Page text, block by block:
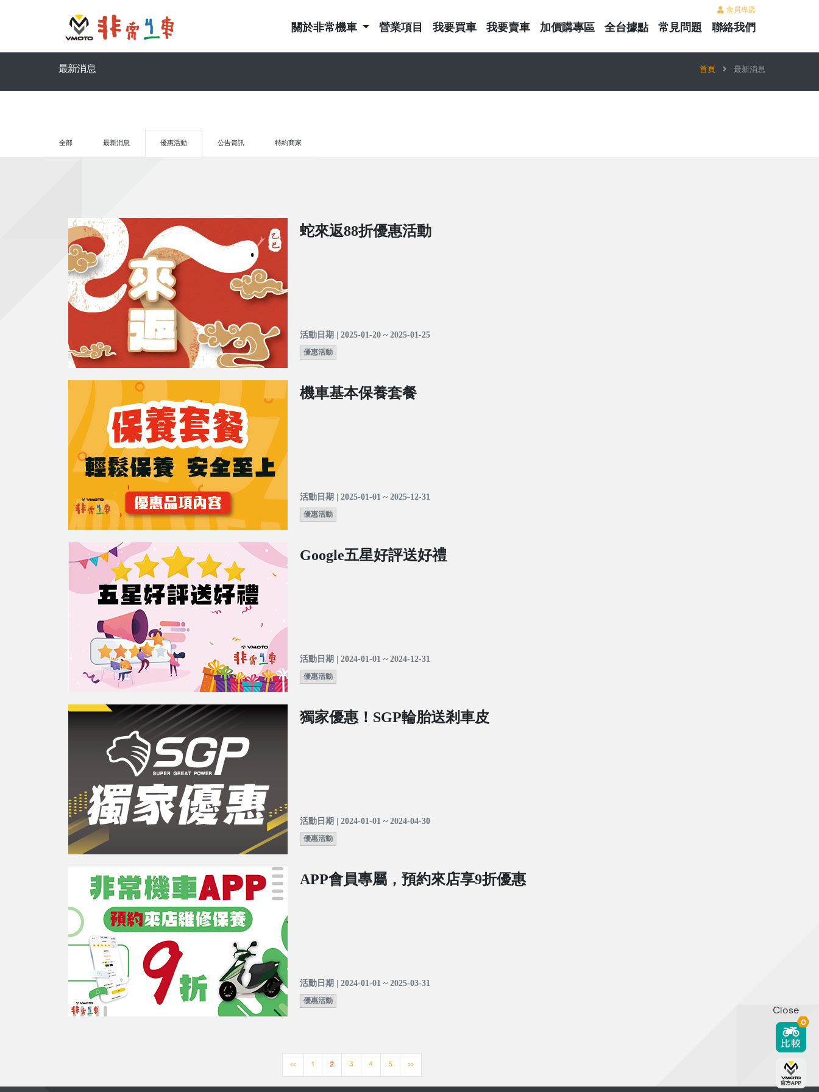
會員專區
關於非常機車 營業項目 我要買車 我要賣車 加價購專區 全台據點 常見問題 聯絡我們
最新消息 首頁 最新消息
全部 最新消息 優惠活動 公告資訊 特約商家
蛇來返88折優惠活動
活動日期 | 2025-01-20 ~ 2025-01-25
優惠活動
機車基本保養套餐
活動日期 | 2025-01-01 ~ 2025-12-31
優惠活動
Google五星好評送好禮
活動日期 | 2024-01-01 ~ 2024-12-31
優惠活動
獨家優惠！SGP輪胎送剎車皮
活動日期 | 2024-01-01 ~ 2024-04-30
優惠活動
APP會員專屬，預約來店享9折優惠
活動日期 | 2024-01-01 ~ 2025-03-31
優惠活動
<< 1 2 3 4 5 >>
Close
0